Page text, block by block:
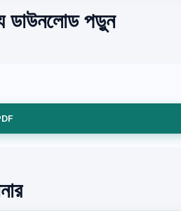
ডাউনলোড পড়ুন